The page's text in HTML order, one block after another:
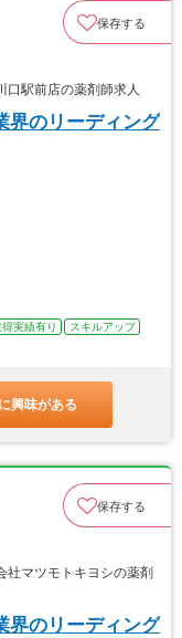
保存する
駅前店の薬剤師求人
界のリーディング
実績有り
スキルアップ
興味がある
保存する
マツモトキヨシの薬剤
界のリーディング